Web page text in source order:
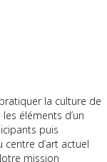
la culture de
éléments d’un
puis
d’art actuel
mission